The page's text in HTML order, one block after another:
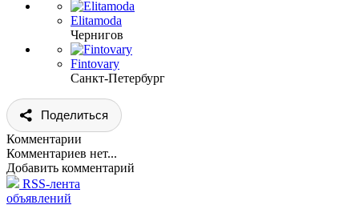
Elitamoda
Чернигов
Fintovary
Санкт-Петербург
Поделиться
Комментарии
Комментариев нет...
Добавить комментарий
RSS-лента
объявлений